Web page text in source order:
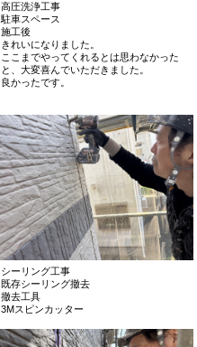
高圧洗浄工事
駐車スペース
施工後
きれいになりました。
ここまでやってくれるとは思わなかった
と、大変喜んでいただきました。
良かったです。
シーリング工事
既存シーリング撤去
撤去工具
3Mスピンカッター